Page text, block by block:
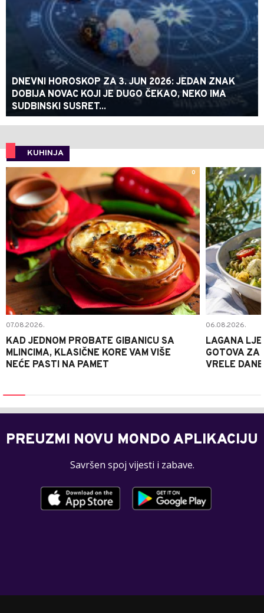
DNEVNI HOROSKOP ZA 3. JUN 2026: JEDAN ZNAK
DOBIJA NOVAC KOJI JE DUGO ČEKAO, NEKO IMA
SUDBINSKI SUSRET...
KUHINJA
0
07.08.2026.
KAD JEDNOM PROBATE GIBANICU SA
MLINCIMA, KLASIČNE KORE VAM VIŠE
NEĆE PASTI NA PAMET
06.08.2026.
LAGANA
GOTOVA ZA
VRELE DANE
PREUZMI NOVU MONDO APLIKACIJU
Savršen spoj vijesti i zabave.